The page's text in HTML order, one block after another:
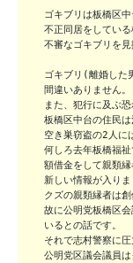
ゴキブリは板橋区中
不正同居をしている
不審なゴキブリを
ゴキブリ(離婚した
間違いありません。
また、犯行に及ぶ恐
板橋区中台の住民は
空き巣窃盗の2人に
何しろ去年板橋福
額借金をして親類
新しい情報が入りま
クズの親類縁者は創
故に公明党板橋区
いるとの話です。
それで志村警察に圧
公明党区議会議員